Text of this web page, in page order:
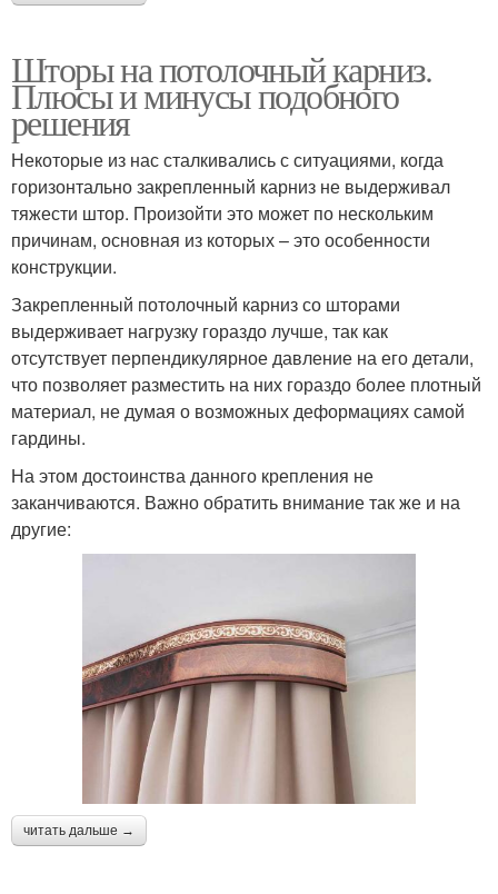
Шторы на потолочный карниз.
Плюсы и минусы подобного
решения
Некоторые из нас сталкивались с ситуациями, когда
горизонтально закрепленный карниз не выдерживал
тяжести штор. Произойти это может по нескольким
причинам, основная из которых – это особенности
конструкции.
Закрепленный потолочный карниз со шторами
выдерживает нагрузку гораздо лучше, так как
отсутствует перпендикулярное давление на его детали,
что позволяет разместить на них гораздо более плотный
материал, не думая о возможных деформациях самой
гардины.
На этом достоинства данного крепления не
заканчиваются. Важно обратить внимание так же и на
другие:
читать дальше →